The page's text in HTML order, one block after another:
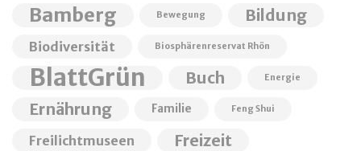
Bamberg Bewegung Bildung
Biodiversität Biosphärenreservat Rhön
BlattGrün Buch Energie
Ernährung Familie Feng Shui
Freilichtmuseen Freizeit